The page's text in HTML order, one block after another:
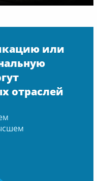
или
отраслей